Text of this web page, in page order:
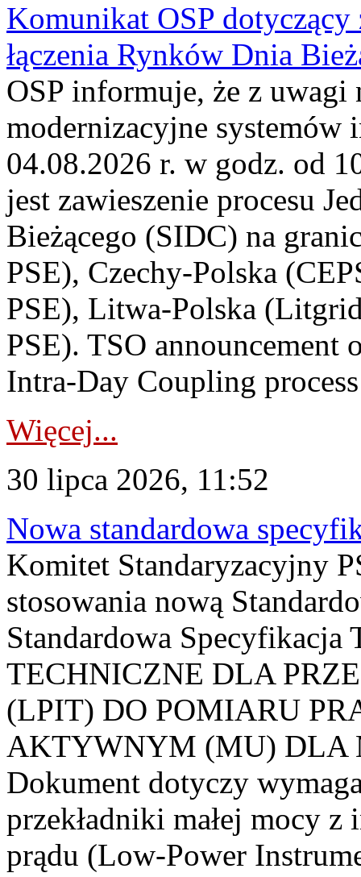
Komunikat OSP dotyczący
łączenia Rynków Dnia
OSP informuje, że z uwagi
modernizacyjne
04.08.2026 r. w godz. od
jest zawieszenie procesu
Bieżącego (SIDC) na
PSE), Czechy-Polska
PSE), Litwa-Polska
PSE). TSO announcement
Intra-Day Coupling
Więcej...
30 lipca 2026, 11:52
Nowa standardowa
Komitet Standaryzacyjny
stosowania nową
Standardowa
TECHNICZNE DLA
(LPIT) DO POMIARU
AKTYWNYM (MU) DLA
Dokument dotyczy
przekładniki małej mocy
prądu (Low-Power